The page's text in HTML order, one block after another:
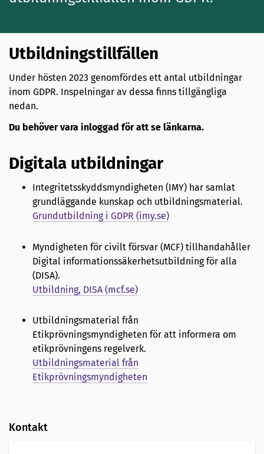
Utbildningstillfällen
Under hösten 2023 genomfördes ett antal utbildningar
inom GDPR. Inspelningar av dessa finns tillgängliga
nedan.
Du behöver vara inloggad för att se länkarna.
Digitala utbildningar
Integritetsskyddsmyndigheten (IMY) har samlat
grundläggande kunskap och utbildningsmaterial.
Grundutbildning i GDPR (imy.se)
Myndigheten för civilt försvar (MCF) tillhandahåller
Digital informationssäkerhetsutbildning för alla
(DISA).
Utbildning, DISA (mcf.se)
Utbildningsmaterial från
Etikprövningsmyndigheten för att informera om
etikprövningens regelverk.
Utbildningsmaterial från
Etikprövningsmyndigheten
Kontakt